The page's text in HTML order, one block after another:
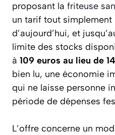
proposant la friteuse
un tarif tout
d’aujourd’hui, et
limite des stocks
à 109 euros au lieu de
bien lu, une économie
qui ne laisse personne
période de dépenses
L’offre concerne un